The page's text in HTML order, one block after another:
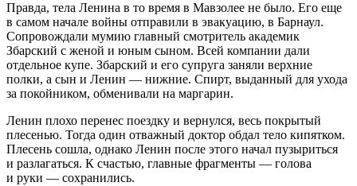
Правда, тела Ленина в то время в Мавзолее не было. Его еще
в самом начале войны отправили в эвакуацию, в Барнаул.
Сопровождали мумию главный смотритель академик
Збарский с женой и юным сыном. Всей компании дали
отдельное купе. Збарский и его супруга заняли верхние
полки, а сын и Ленин — нижние. Спирт, выданный для ухода
за покойником, обменивали на маргарин.
Ленин плохо перенес поездку и вернулся, весь покрытый
плесенью. Тогда один отважный доктор обдал тело кипятком.
Плесень сошла, однако Ленин после этого начал пузыриться
и разлагаться. К счастью, главные фрагменты — голова
и руки — сохранились.